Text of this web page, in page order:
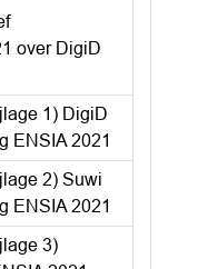
over DigiD
1) DigiD
ENSIA 2021
2) Suwi
ENSIA 2021
3)